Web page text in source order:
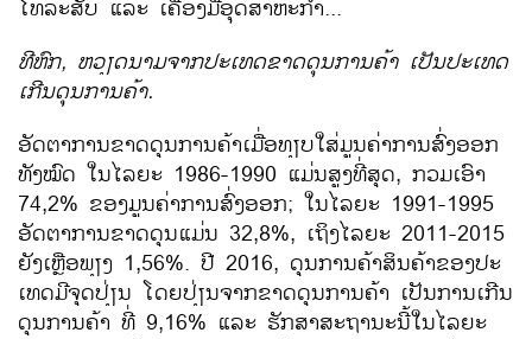
ໂທລະສັບ ແລະ ເຄື່ອງມືອຸດສາຫະກຳ...
ທີ​ຫົກ, ຫວຽດ​ນາມຈາກ​ປະ​ເທດ​ຂາດ​ດຸນ​ການ​ຄ້າ ​ເປັນ​ປະ​ເທດ​
ເກີນ​ດຸນ​ການ​ຄ້າ.
ອັດ​ຕາ​ການ​ຂາດ​ດຸນ​ການ​ຄ້າ​ເມື່ອ​ທຽບ​ໃສ່​ມູນ​ຄ່າ​ການ​ສົ່ງ​ອອກ​
ທັງ​ໝົດ​ ໃນ​ໄລ​ຍະ 1986-1990 ແມ່ນ​ສູງ​ທີ່​ສຸດ, ກວມ​ເອົາ
74,2% ຂອງ​ມູນ​ຄ່າ​ການ​ສົ່ງ​ອອກ; ​ໃນ​ໄລຍະ 1991-1995
ອັດຕາ​ການ​ຂາດ​ດຸນ​ແມ່ນ 32,8%, ​ເຖິງ​ໄລຍະ 2011-2015
ຍັງ​ເຫຼືອ​ພຽງ 1,56%. ປີ 2016, ດຸນ​ການ​ຄ້າ​ສິນ​ຄ້າ​ຂອງ​ປະ​
ເທດ​ມີ​ຈຸດ​ປ່ຽນ ​ໂດຍ​ປ່ຽນ​ຈາກ​ຂາດດຸນ​ການ​ຄ້າ ເປັນ​ການ​ເກີນ​
ດຸນ​ການ​ຄ້າ ທີ່ 9,16% ​ແລະ​ ຮັກສາ​ສະຖານະ​ນີ້​ໃນ​ໄລຍະ